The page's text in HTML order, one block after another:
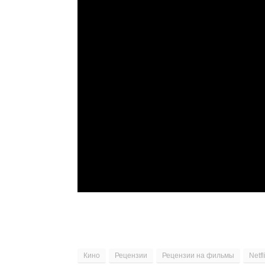
Кино Рецензии Рецензии на фильмы